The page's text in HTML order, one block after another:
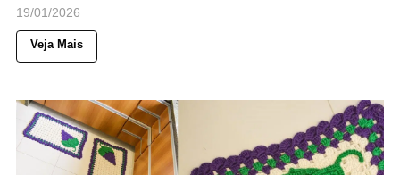
19/01/2026
Veja Mais